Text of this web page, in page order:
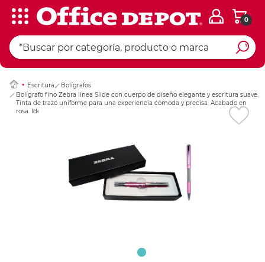
0
Escritura
Bolígrafos
Bolígrafo fino Zebra línea Slide con cuerpo de diseño elegante y escritura suave.
Tinta de trazo uniforme para una experiencia cómoda y precisa. Acabado en
rosa. Ideal para uso ejecutivo, regalo o detalle profesional.
Ingresar Codigo